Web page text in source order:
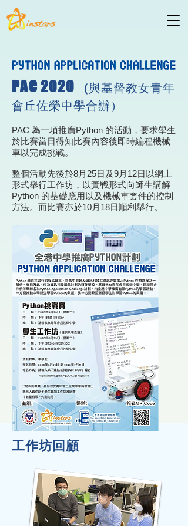
PAC 2020 （與基督教女青年
會丘佐榮中學合辦）
PAC 為一項推廣Python 的活動，要求學生
於比賽當日得知比賽內容後即時編程機械
車以完成挑戰。
整個活動先後於8月25日及9月12日以網上
形式舉行工作坊，以實戰形式向師生講解
Python 的基礎應用以及機械車套件的控制
方法。而比賽亦於10月18日順利舉行。
工作坊回顧